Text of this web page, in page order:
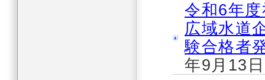
令和6年
広域水道
験合格者
年9月13